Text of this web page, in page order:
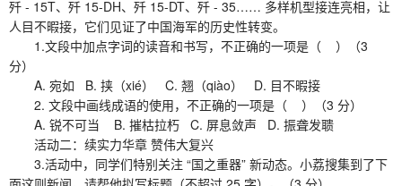
歼 - 15T、歼 15-DH、歼 15-DT、歼 - 35…… 多样机型接连亮相，让
人目不暇接，它们见证了中国海军的历史性转变。
1.文段中加点字词的读音和书写，不正确的一项是（ ）（3
分）
A. 宛如 B. 挟（xié） C. 翘（qiào） D. 目不暇接
2. 文段中画线成语的使用，不正确的一项是（ ）（3 分）
A. 锐不可当 B. 摧枯拉朽 C. 屏息敛声 D. 振聋发聩
活动二：续实力华章 赞伟大复兴
3.活动中，同学们特别关注 “国之重器” 新动态。小荔搜集到了下